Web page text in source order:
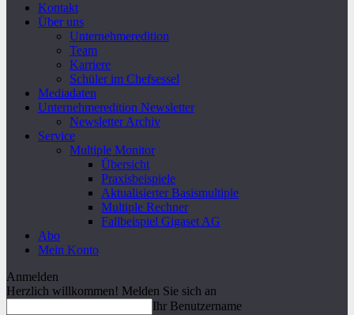
Kontakt
Über uns
Unternehmeredition
Team
Karriere
Schüler im Chefsessel
Mediadaten
Unternehmeredition Newsletter
Newsletter Archiv
Service
Multiple Monitor
Übersicht
Praxisbeispiele
Aktualisierter Basismultiple
Multiple Rechner
Fallbeispiel Gigaset AG
Abo
Mein Konto
Anmelden
Herzlich willkommen! Melden Sie sich an
Ihr Benutzername